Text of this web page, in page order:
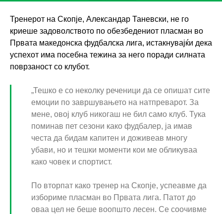
Тренерот на Скопје, Александар Таневски, не го
криеше задоволството по обезбедениот пласман во
Првата македонска фудбалска лига, истакнувајќи дека
успехот има посебна тежина за него поради силната
поврзаност со клубот.
„Тешко е со неколку реченици да се опишат сите
емоции по завршувањето на натпреварот. За
мене, овој клуб никогаш не бил само клуб. Тука
поминав пет сезони како фудбалер, ја имав
честа да бидам капитен и доживеав многу
убави, но и тешки моменти кои ме обликуваа
како човек и спортист.
По вторпат како тренер на Скопје, успеавме да
избориме пласман во Првата лига. Патот до
оваа цел не беше воопшто лесен. Се соочивме